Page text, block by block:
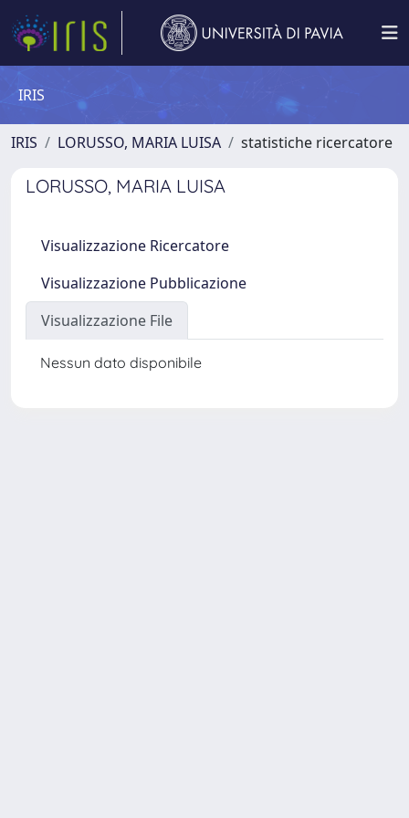
IRIS
IRIS LORUSSO, MARIA LUISA statistiche ricercatore
LORUSSO, MARIA LUISA
Visualizzazione Ricercatore
Visualizzazione Pubblicazione
Visualizzazione File
Nessun dato disponibile